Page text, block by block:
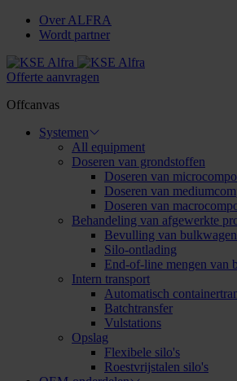
Over ALFRA
Wordt partner
Offerte aanvragen
Offcanvas
Systemen
All equipment
Doseren van grondstoffen
Doseren van
Doseren van
Doseren van
Behandeling van afgewerkte
Bevulling van
Silo-ontlading
End-of-line mengen van
Intern transport
Automatisch
Batchtransfer
Vulstations
Opslag
Flexibele silo's
Roestvrijstalen silo's